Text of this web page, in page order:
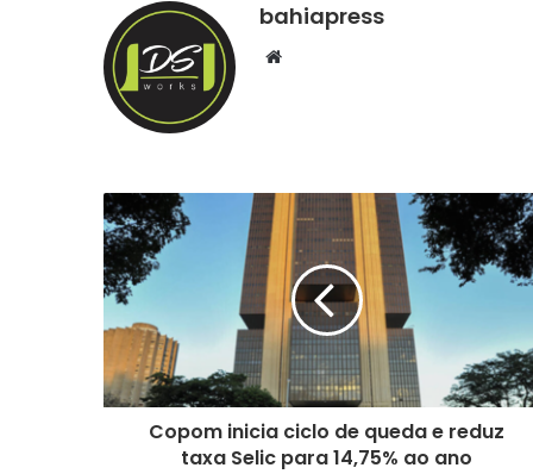
bahiapress
Copom inicia ciclo de queda e reduz
taxa Selic para 14,75% ao ano